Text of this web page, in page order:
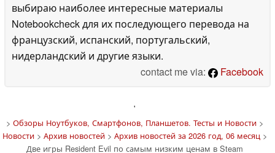
выбираю наиболее интересные материалы
Notebookcheck для их последующего перевода на
французский, испанский, португальский,
нидерландский и другие языки.
contact me via:
Facebook
'
> Обзоры Ноутбуков, Смартфонов, Планшетов. Тесты и Новости>
Новости> Архив новостей> Архив новостей за 2026 год, 06 месяц>
Две игры Resident Evil по самым низким ценам в Steam